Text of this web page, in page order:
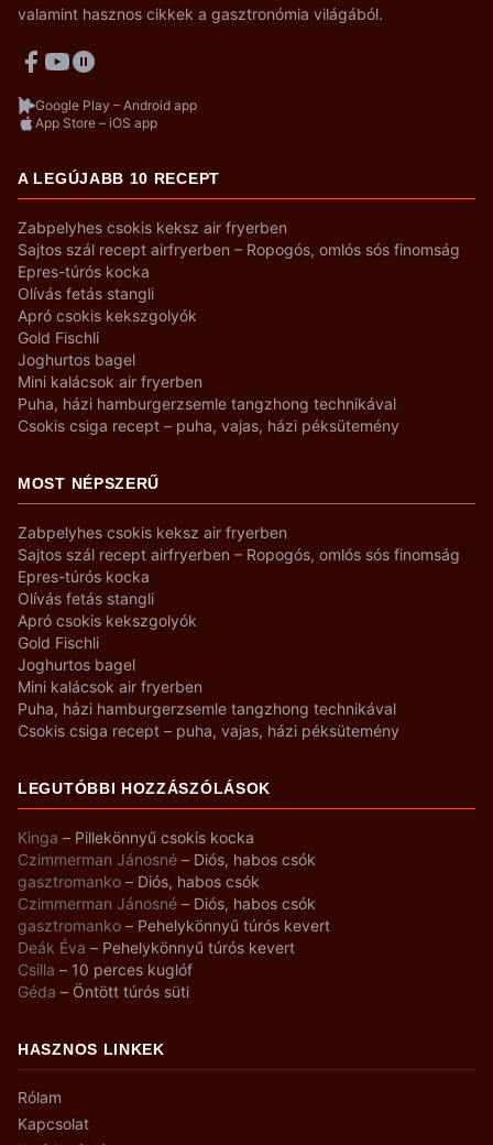
valamint hasznos cikkek a gasztronómia világából.
Google Play – Android app
App Store – iOS app
A LEGÚJABB 10 RECEPT
Zabpelyhes csokis keksz air fryerben
Sajtos szál recept airfryerben – Ropogós, omlós sós finomság
Epres-túrós kocka
Olívás fetás stangli
Apró csokis kekszgolyók
Gold Fischli
Joghurtos bagel
Mini kalácsok air fryerben
Puha, házi hamburgerzsemle tangzhong technikával
Csokis csiga recept – puha, vajas, házi péksütemény
MOST NÉPSZERŰ
Zabpelyhes csokis keksz air fryerben
Sajtos szál recept airfryerben – Ropogós, omlós sós finomság
Epres-túrós kocka
Olívás fetás stangli
Apró csokis kekszgolyók
Gold Fischli
Joghurtos bagel
Mini kalácsok air fryerben
Puha, házi hamburgerzsemle tangzhong technikával
Csokis csiga recept – puha, vajas, házi péksütemény
LEGUTÓBBI HOZZÁSZÓLÁSOK
Kinga – Pillekönnyű csokis kocka
Czimmerman Jánosné – Diós, habos csók
gasztromanko – Diós, habos csók
Czimmerman Jánosné – Diós, habos csók
gasztromanko – Pehelykönnyű túrós kevert
Deák Éva – Pehelykönnyű túrós kevert
Csilla – 10 perces kuglóf
Géda – Öntött túrós süti
HASZNOS LINKEK
Rólam
Kapcsolat